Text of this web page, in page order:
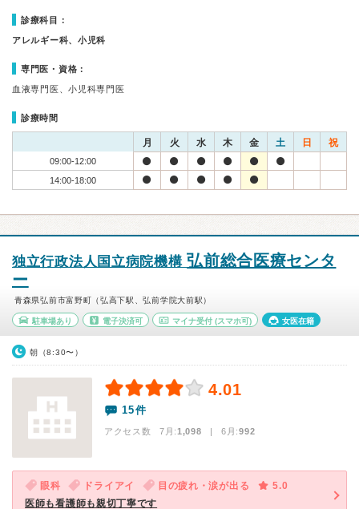
診療科目：
アレルギー科、小児科
専門医・資格：
血液専門医、小児科専門医
診療時間
月 火 水 木 金 土 日 祝
09:00-12:00
14:00-18:00
独立行政法人国立病院機構 弘前総合医療センタ
ー
青森県弘前市富野町（弘高下駅、弘前学院大前駅）
駐車場あり 電子決済可 マイナ受付 (スマホ可) 女医在籍
朝（8:30〜）
4.01
15件
アクセス数 7月:1,098 | 6月:992
眼科 ドライアイ 目の疲れ・涙が出る
5.0
医師も看護師も親切丁寧です